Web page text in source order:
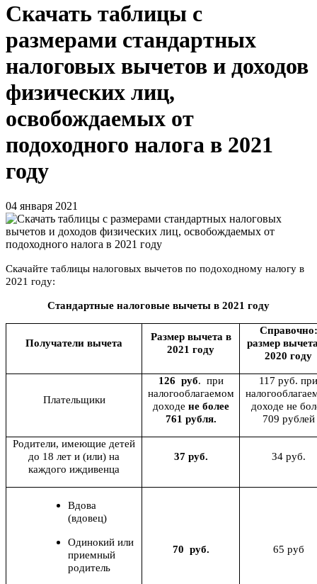
Скачать таблицы с
размерами стандартных
налоговых вычетов и доходов
физических лиц,
освобождаемых от
подоходного налога в 2021
году
04 января 2021
Скачайте таблицы налоговых вычетов по подоходному налогу в
2021 году:
Стандартные налоговые вычеты в 2021 году
Получатели вычета
Размер вычета в
2021 году
Справочно:
размер
2020 году
Плательщики
126 руб. при
налогооблагаемом
доходе не более
761 рубля.
117 руб. при
доходе не
709 рублей
Родители, имеющие детей
до 18 лет и (или) на
каждого иждивенца
37 руб. 34 руб.
Вдова
(вдовец)
Одинокий или
приемный
родитель
70 руб. 65 руб